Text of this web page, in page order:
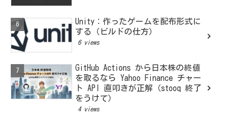
Unity：作ったゲームを配布形式に
する（ビルドの仕方）
6 views
GitHub Actions から日本株の終値
を取るなら Yahoo Finance チャー
ト API 直叩きが正解（stooq 終了
をうけて）
4 views